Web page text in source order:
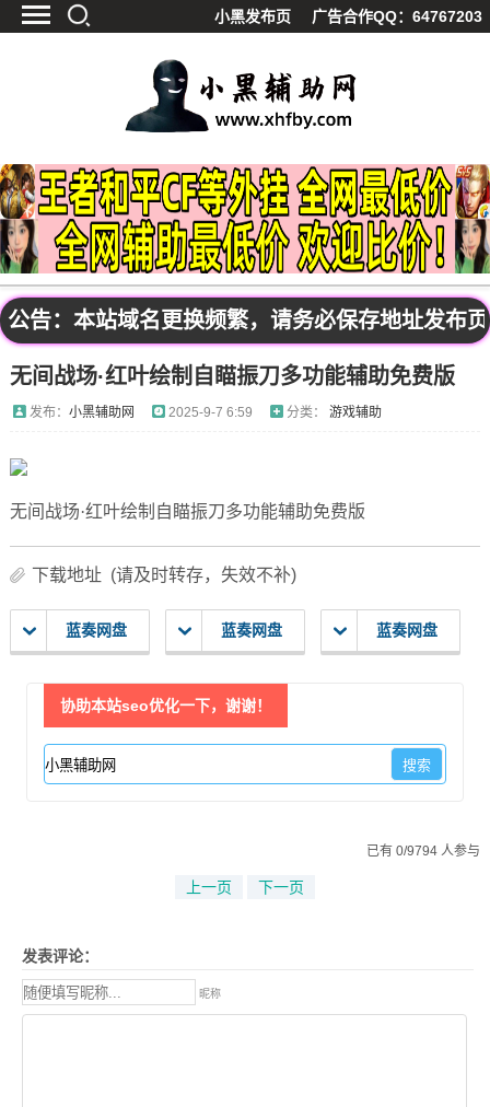
小黑发布页 广告合作QQ：64767203
精品软件
源码分享
资源宝库
影视解析
站内公告
告：本站域名更换频繁，请务必保存地址发布
无间战场·红叶绘制自瞄振刀多功能辅助免费版
发布： 小黑辅助网 2025-9-7 6:59 分类： 游戏辅助
无间战场·红叶绘制自瞄振刀多功能辅助免费版
下载地址 (请及时转存，失效不补)
蓝奏网盘 蓝奏网盘 蓝奏网盘
协助本站seo优化一下，谢谢！
已有 0/9794 人参与
上一页 下一页
发表评论：
昵称